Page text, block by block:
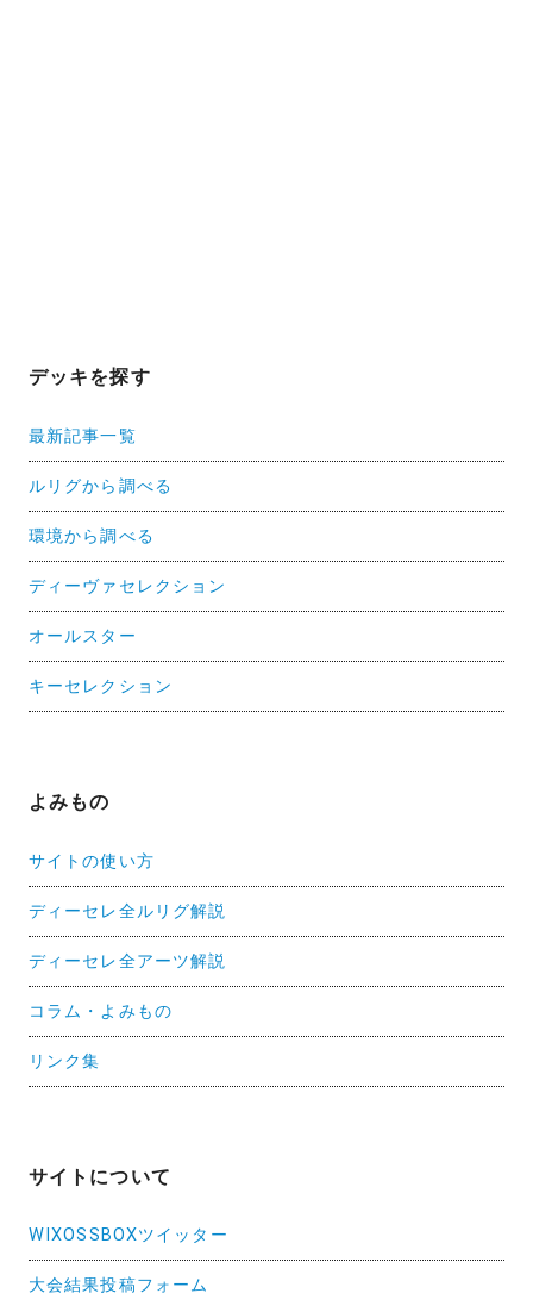
デッキを探す
最新記事一覧
ルリグから調べる
環境から調べる
ディーヴァセレクション
オールスター
キーセレクション
よみもの
サイトの使い方
ディーセレ全ルリグ解説
ディーセレ全アーツ解説
コラム・よみもの
リンク集
サイトについて
WIXOSSBOXツイッター
大会結果投稿フォーム